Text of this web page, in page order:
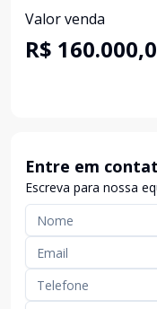
Valor venda
R$
Entre em
Escreva para nossa